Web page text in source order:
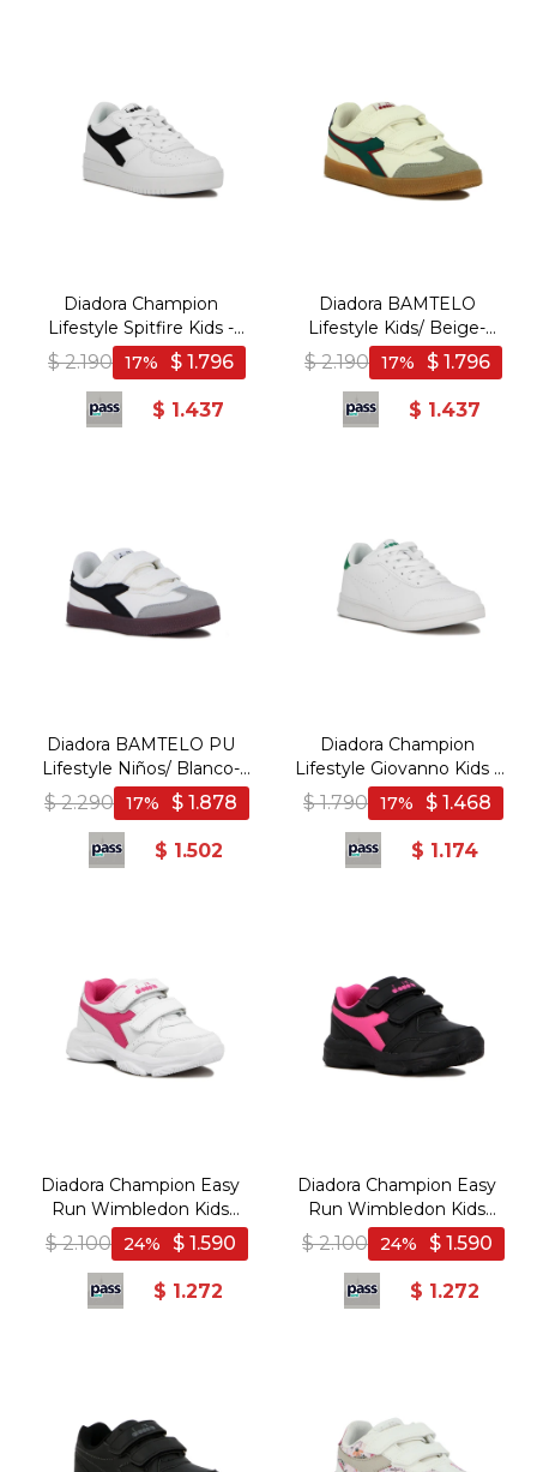
Diadora Champion
Lifestyle Spitfire Kids -
Blanco/Negro - Blanco-
Negro
$ 2.190 $ 1.796
17
$ 1.437
Diadora BAMTELO
Lifestyle Kids/ Beige-
Verde - Beige-Verde
$ 2.190 $ 1.796
17
$ 1.437
Diadora BAMTELO PU
Lifestyle Niños/ Blanco-
Negro - Blanco-Negro
$ 2.290 $ 1.878
17
$ 1.502
Diadora Champion
Lifestyle Giovanno Kids -
Blanco/Verde - Blanco-
Verde
$ 1.790 $ 1.468
17
$ 1.174
Diadora Champion Easy
Run Wimbledon Kids
C/Velcro - Blanco-Fucsia
$ 2.100 $ 1.590
24
$ 1.272
Diadora Champion Easy
Run Wimbledon Kids
C/Velcro - Negro-Fucsia
$ 2.100 $ 1.590
24
$ 1.272